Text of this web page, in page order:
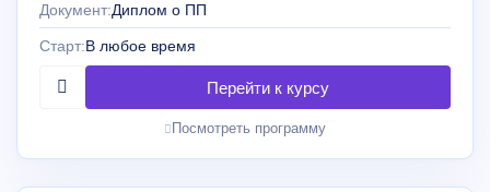
Документ:Диплом о ПП
Старт:В любое время
Посмотреть программу